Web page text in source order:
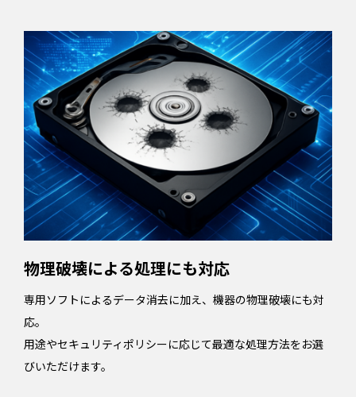
物理破壊による処理にも対応
専用ソフトによるデータ消去に加え、機器の物理破壊にも対
応。
用途やセキュリティポリシーに応じて最適な処理方法をお選
びいただけます。